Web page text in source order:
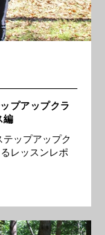
プアップクラ
編
ップアップク
レッスンレポ